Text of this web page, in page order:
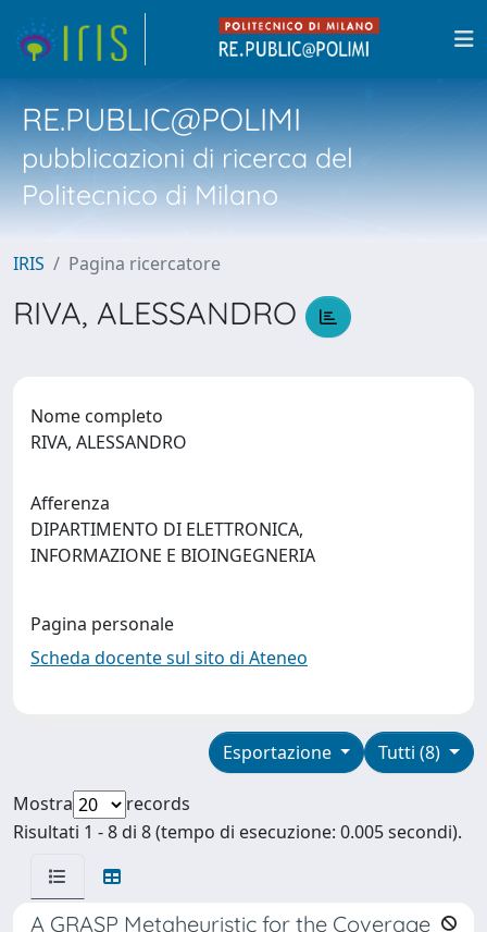
RE.PUBLIC@POLIMI
pubblicazioni di ricerca del
Politecnico di Milano
IRIS Pagina ricercatore
RIVA, ALESSANDRO
Nome completo
RIVA, ALESSANDRO
Afferenza
DIPARTIMENTO DI ELETTRONICA,
INFORMAZIONE E BIOINGEGNERIA
Pagina personale
Scheda docente sul sito di Ateneo
Tutti (8)
Esportazione
Mostra
records
Risultati 1 - 8 di 8 (tempo di esecuzione: 0.005 secondi).
A GRASP Metaheuristic for the Coverage